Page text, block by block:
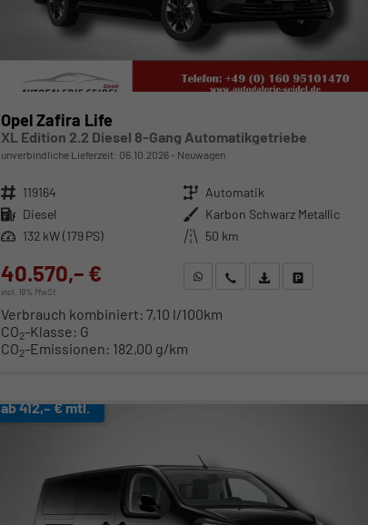
Opel Zafira Life
XL Edition 2.2 Diesel 8-Gang Automatikgetriebe
unverbindliche Lieferzeit: 06.10.2026 Neuwagen
Fahrzeugnr. 119164 Getriebe Automatik
Kraftstoff Diesel Außenfarbe Karbon Schwarz Metallic
Leistung 132 kW (179 PS) Kilometerstand 50 km
40.570,– €
incl. 19% MwSt.
WhatsApp anfragen
Wir rufen Sie anFahrzeugexposé (PDF)
Verbrauch kombiniert:7,10 l/100km
CO2-Klasse: G
CO2-Emissionen: 182,00 g/km
ab 412,– € mtl.